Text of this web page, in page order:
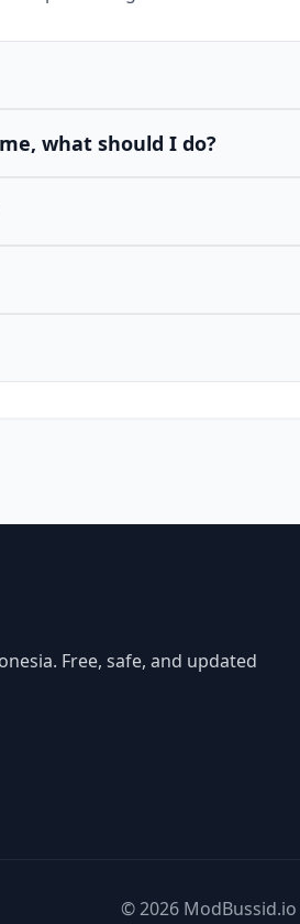
what should I do?
Free, safe, and updated
© 2026